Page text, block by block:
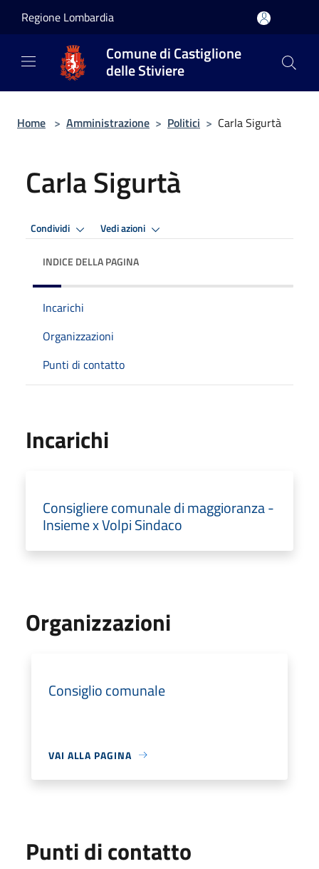
Regione Lombardia
Comune di Castiglione
delle Stiviere
Home > Amministrazione > Politici > Carla Sigurtà
Carla Sigurtà
Condividi Vedi azioni
INDICE DELLA PAGINA
Incarichi
Organizzazioni
Punti di contatto
Incarichi
Consigliere comunale di maggioranza -
Insieme x Volpi Sindaco
Organizzazioni
Consiglio comunale
VAI ALLA PAGINA
Punti di contatto